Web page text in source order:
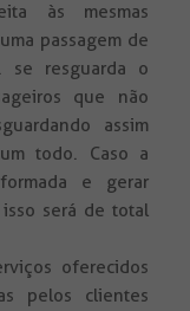
às mesmas
passagem de
se resguarda o
que não
assim
todo. Caso a
e gerar
será de total
oferecidos
pelos clientes